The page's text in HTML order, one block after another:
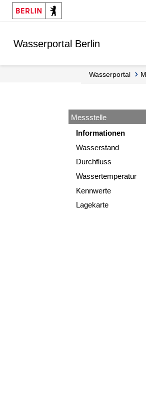
Springe zur Navigation
Springe zum Inhalt
Wasserportal Berlin
Wasserportal
Messstelle
Informationen
Wasserstand
Durchfluss
Wassertemperatur
Kennwerte
Lagekarte